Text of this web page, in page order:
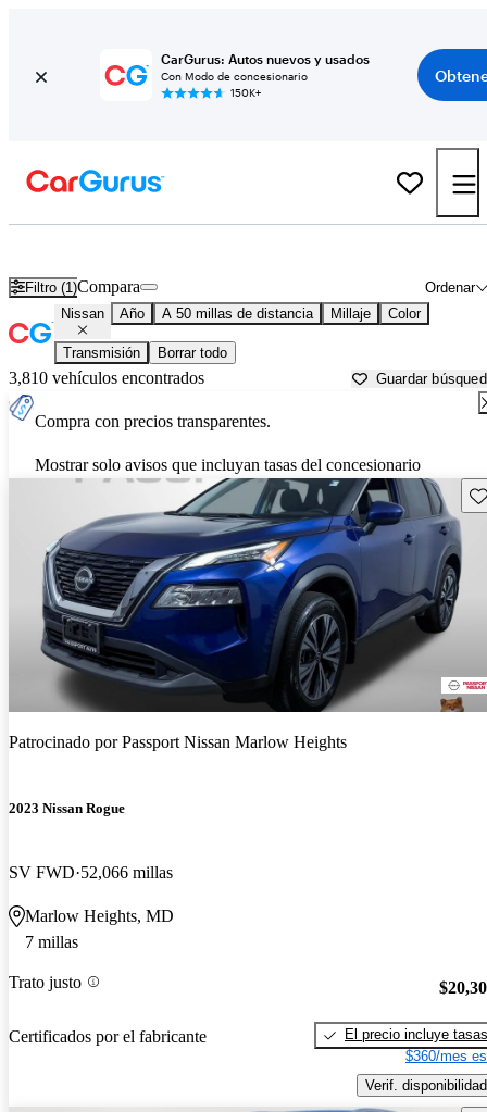
CarGurus: Autos nuevos y usados
Con Modo de concesionario
150K+
Filtro (1) Ordenar
Compara
Nissan Año A 50 millas de distancia Millaje Color
Transmisión Borrar todo
3,810 vehículos encontrados Guardar
Compra con precios transparentes.
Mostrar solo avisos que incluyan tasas del concesionario
Patrocinado porPassport Nissan Marlow Heights
2023 Nissan Rogue
SV FWD 52,066 millas
Marlow Heights, MD
7 millas
Trato justo
Certificados por el fabricante
El precio incluye tasas
$360/mes
Verif. disponibilidad